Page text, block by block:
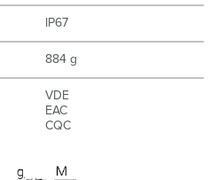
IP67
884 g
VDE
EAC
CQC